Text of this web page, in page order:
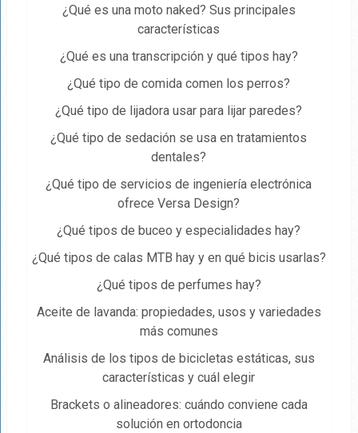
¿Qué es una moto naked? Sus principales
características
¿Qué es una transcripción y qué tipos hay?
¿Qué tipo de comida comen los perros?
¿Qué tipo de lijadora usar para lijar paredes?
¿Qué tipo de sedación se usa en tratamientos
dentales?
¿Qué tipo de servicios de ingeniería electrónica
ofrece Versa Design?
¿Qué tipos de buceo y especialidades hay?
¿Qué tipos de calas MTB hay y en qué bicis usarlas?
¿Qué tipos de perfumes hay?
Aceite de lavanda: propiedades, usos y variedades
más comunes
Análisis de los tipos de bicicletas estáticas, sus
características y cuál elegir
Brackets o alineadores: cuándo conviene cada
solución en ortodoncia